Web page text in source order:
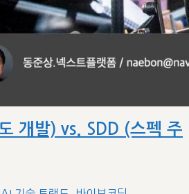
개발) vs. SDD (스펙 주